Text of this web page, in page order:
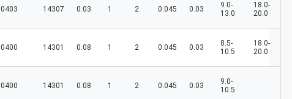
14307 0.03 1 2 0.045 0.03
9.0-
13.0
18.0-
20.0
14301 0.08 1 2 0.045 0.03
8.5-
10.5
18.0-
20.0
14301 0.08 1 2 0.045 0.03
9.0-
10.5